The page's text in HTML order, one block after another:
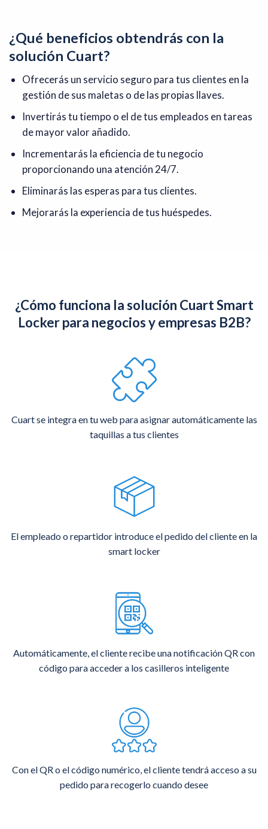
¿Qué beneficios obtendrás con la
solución Cuart?
Ofrecerás un servicio seguro para tus clientes en la
gestión de sus maletas o de las propias llaves.
Invertirás tu tiempo o el de tus empleados en tareas
de mayor valor añadido.
Incrementarás la eficiencia de tu negocio
proporcionando una atención 24/7.
Eliminarás las esperas para tus clientes.
Mejorarás la experiencia de tus huéspedes.
¿Cómo funciona la solución Cuart Smart
Locker para negocios y empresas B2B?
Cuart se integra en tu web para asignar automáticamente las
taquillas a tus clientes
El empleado o repartidor introduce el pedido del cliente en la
smart locker
Automáticamente, el cliente recibe una notificación QR con
código para acceder a los casilleros inteligente
Con el QR o el código numérico, el cliente tendrá acceso a su
pedido para recogerlo cuando desee